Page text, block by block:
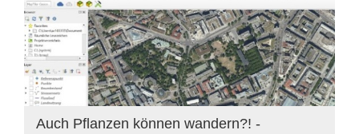
Auch Pflanzen können wandern?! -